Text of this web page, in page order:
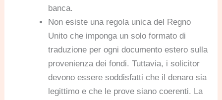
banca.
Non esiste una regola unica del Regno
Unito che imponga un solo formato di
traduzione per ogni documento estero sulla
provenienza dei fondi. Tuttavia, i solicitor
devono essere soddisfatti che il denaro sia
legittimo e che le prove siano coerenti. La